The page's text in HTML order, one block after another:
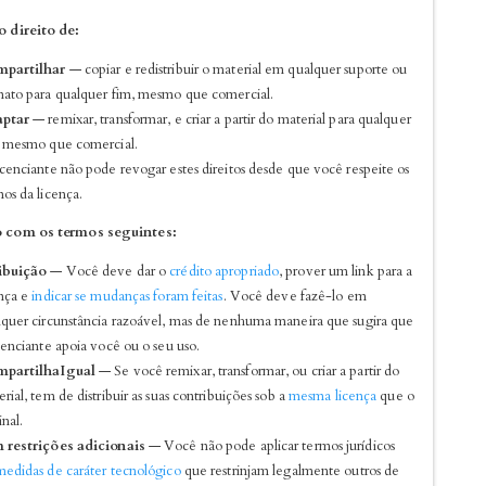
direito de:
— copiar e redistribuir o material em qualquer suporte ou
para qualquer fim, mesmo que comercial.
— remixar, transformar, e criar a partir do material para qualquer
que comercial.
não pode revogar estes direitos desde que você respeite os
da licença.
com os termos seguintes:
— Você deve dar o crédito apropriado, prover um link para a
eindicar se mudanças foram feitas. Você deve fazê-lo em
circunstância razoável, mas de nenhuma maneira que sugira que
apoia você ou o seu uso.
— Se você remixar, transformar, ou criar a partir do
tem de distribuir as suas contribuições sob amesma licença que o
restrições adicionais — Você não pode aplicar termos jurídicos
de caráter tecnológicoque restrinjam legalmente outros de